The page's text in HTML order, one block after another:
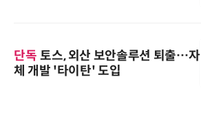
단독 토스, 외산 보안솔루션 퇴출…자
체 개발 '타이탄' 도입